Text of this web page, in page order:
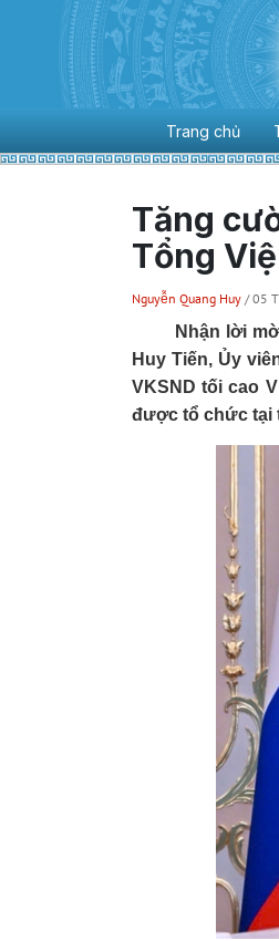
Trang chủ
Tăng
Tổng
Nguyễn Quang Huy / 05
Nhận lời
Huy Tiến, Ủy
VKSND tối cao
được tổ chức tại